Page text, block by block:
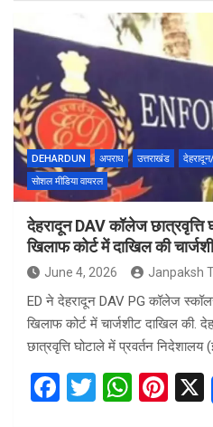
b
o
o
k
tt
er
at
s
p
p
er
es
DEHARDUN अपराध उत्तराखंड
सोशल मीडिया वायरल
देहरादून DAV कॉलेज छात्रवृत्ति
खिलाफ कोर्ट में दाखिल की
June 4, 2026 Janpaksh
ED ने देहरादून DAV PG कॉलेज
खिलाफ कोर्ट में चार्जशीट दाखिल की.
छात्रवृत्ति घोटाले में प्रवर्तन निदेशालय
F
T
W Pi